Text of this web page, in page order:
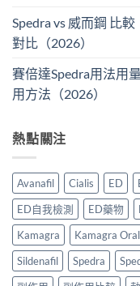
Spedra vs 威而鋼 比
對比（2026）
賽倍達Spedra用法用
用方法（2026）
熱點關注
Avanafil Cialis ED
ED自我檢測
ED藥物
Kamagra
Kamagra
Sildenafil
Spedra